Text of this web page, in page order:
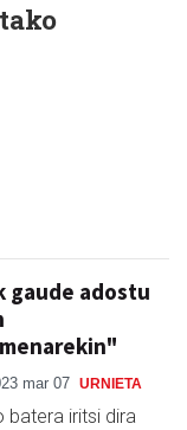
gaude adostu
mar 07 URNIETA
batera iritsi dira